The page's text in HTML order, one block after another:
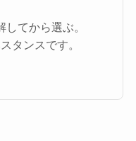
てから選ぶ。
タンスです。